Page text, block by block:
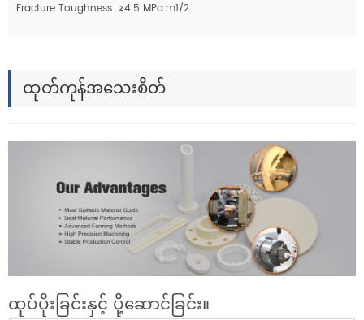
Fracture Toughness: ≥4.5 MPa.m1/2
ထုတ်ကုန်အသေးစိတ်
ထုပ်ပိုးခြင်းနှင့် ပို့ဆောင်ခြင်း။